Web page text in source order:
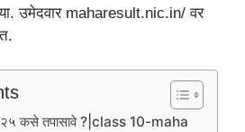
उमेदवार maharesult.nic.in/ वर
कसे तपासावे ?|class 10-maha